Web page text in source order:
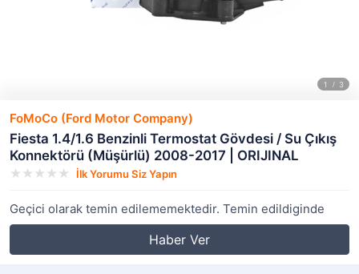
FoMoCo (Ford Motor Company)
Fiesta 1.4/1.6 Benzinli Termostat Gövdesi / Su Çıkış
Konnektörü (Müşürlü) 2008-2017 | ORIJINAL
İlk Yorumu Siz Yapın
Geçici olarak temin edilememektedir. Temin edildiginde
Haber Ver